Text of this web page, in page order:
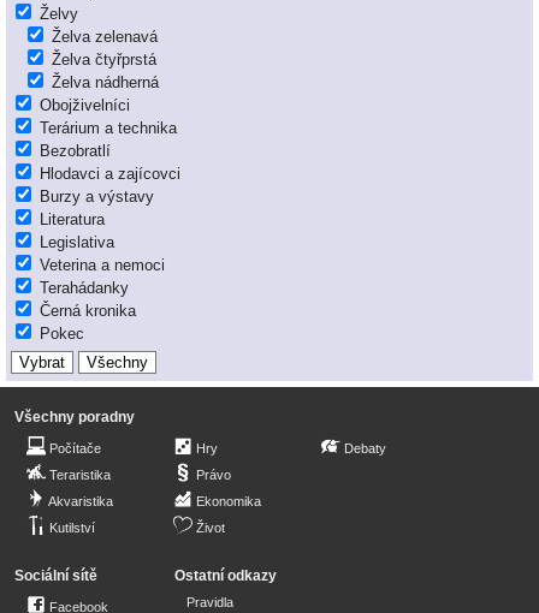
Želvy
Želva zelenavá
Želva čtyřprstá
Želva nádherná
Obojživelníci
Terárium a technika
Bezobratlí
Hlodavci a zajícovci
Burzy a výstavy
Literatura
Legislativa
Veterina a nemoci
Terahádanky
Černá kronika
Pokec
Všechny poradny
Počítače
Teraristika
Akvaristika
Kutilství
Hry
Právo
Ekonomika
Život
Debaty
Sociální sítě
Facebook
Ostatní odkazy
Pravidla